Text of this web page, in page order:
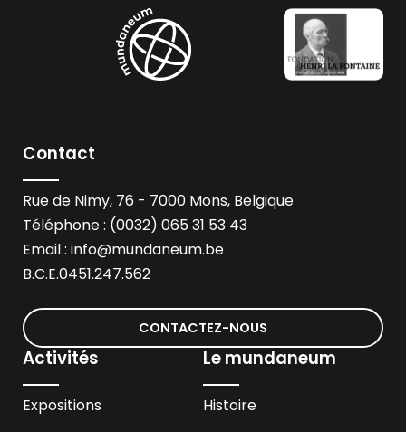
Contact
Rue de Nimy, 76 - 7000 Mons, Belgique
Téléphone : (0032) 065 31 53 43
Email : info@mundaneum.be
B.C.E.0451.247.562
CONTACTEZ-NOUS
Activités
Expositions
Le mundaneum
Histoire